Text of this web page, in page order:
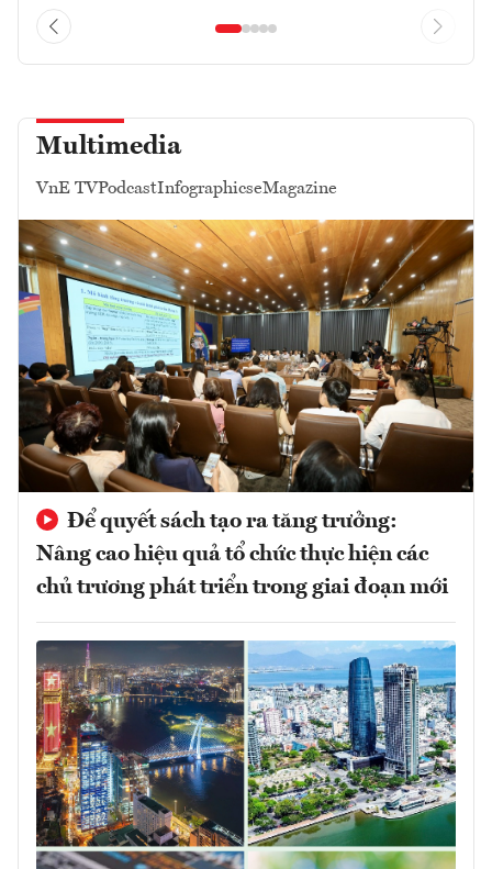
Multimedia
VnE TVPodcastInfographicseMagazine
Để quyết sách tạo ra tăng trưởng:
Nâng cao hiệu quả tổ chức thực hiện các
chủ trương phát triển trong giai đoạn mới